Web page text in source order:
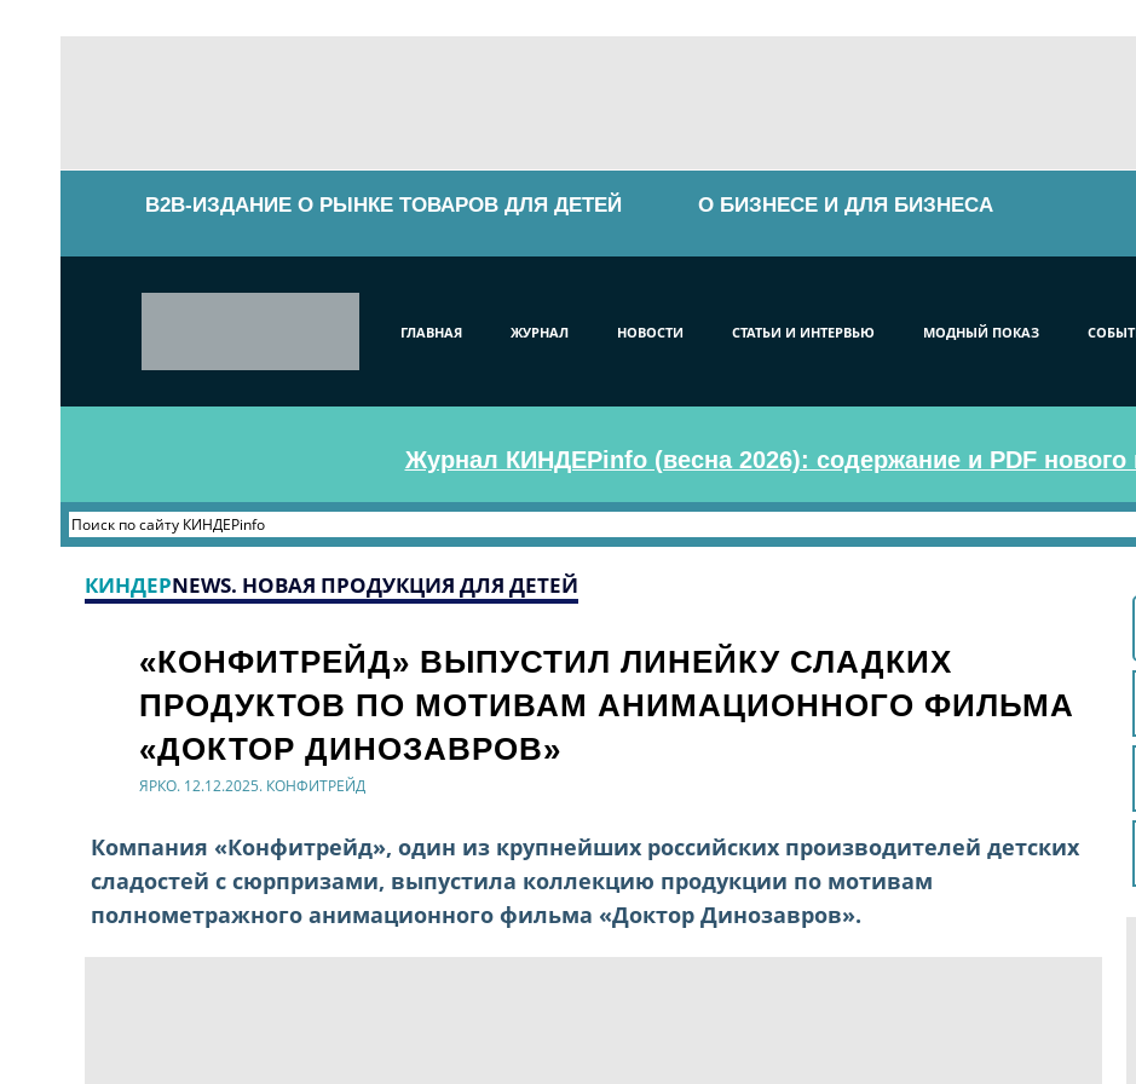
B2B-ИЗДАНИЕ О РЫНКЕ ТОВАРОВ ДЛЯ ДЕТЕЙ О БИЗНЕСЕ И ДЛЯ БИЗНЕСА
ГЛАВНАЯ ЖУРНАЛ НОВОСТИ СТАТЬИ И ИНТЕРВЬЮ МОДНЫЙ ПОКАЗ
Журнал КИНДЕРinfo (весна 2026): содержание и PDF нового
КИНДЕРNEWS. НОВАЯ ПРОДУКЦИЯ ДЛЯ ДЕТЕЙ
«КОНФИТРЕЙД» ВЫПУСТИЛ ЛИНЕЙКУ СЛАДКИХ
ПРОДУКТОВ ПО МОТИВАМ АНИМАЦИОННОГО ФИЛЬМА
«ДОКТОР ДИНОЗАВРОВ»
ЯРКО. 12.12.2025. КОНФИТРЕЙД
Компания «Конфитрейд», один из крупнейших российских производителей детских
сладостей с сюрпризами, выпустила коллекцию продукции по мотивам
полнометражного анимационного фильма «Доктор Динозавров».